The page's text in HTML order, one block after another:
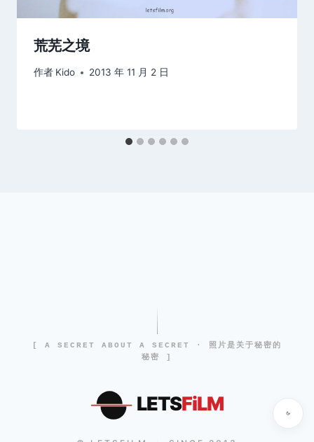
荒芜之境
作者 Kido 2013 年 11 月 2 日
[ A SECRET ABOUT A SECRET · 照片是关于秘密的
秘密 ]
LETSFiLM